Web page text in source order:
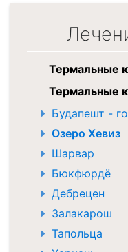
Термальные
Термальные
Будапешт -
Озеро Хевиз
Шарвар
Бюкфюрдё
Дебрецен
Залакарош
Тапольца